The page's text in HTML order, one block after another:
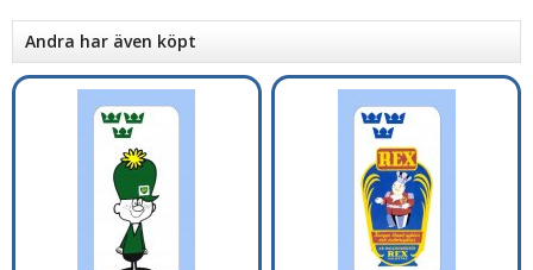
Andra har även köpt